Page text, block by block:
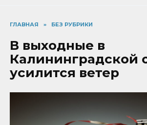
ГЛАВНАЯ » БЕЗ РУБРИКИ
В выходные в
Калининградской
усилится ветер